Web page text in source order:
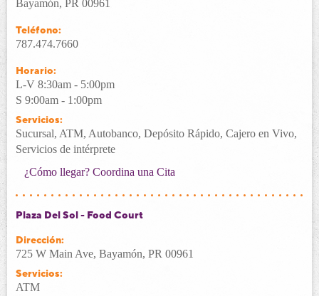
Bayamón, PR 00961
Teléfono:
787.474.7660
Horario:
L-V 8:30am - 5:00pm
S 9:00am - 1:00pm
Servicios:
Sucursal, ATM, Autobanco, Depósito Rápido, Cajero en Vivo,
Servicios de intérprete
¿Cómo llegar? Coordina una Cita
Plaza Del Sol - Food Court
Dirección:
725 W Main Ave, Bayamón, PR 00961
Servicios:
ATM